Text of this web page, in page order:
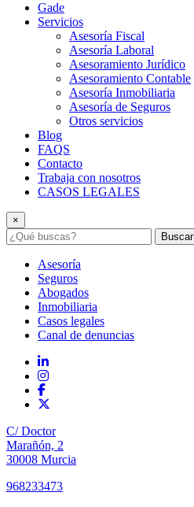
Gade
Servicios
Asesoría Fiscal
Asesoría Laboral
Asesoramiento Jurídico
Asesoramiento Contable
Asesoría Inmobiliaria
Asesoría de Seguros
Otros servicios
Blog
FAQS
Contacto
Trabaja con nosotros
CASOS LEGALES
×
Buscar
Asesoría
Seguros
Abogados
Inmobiliaria
Casos legales
Canal de denuncias
C/ Doctor
Marañón, 2
30008 Murcia
968233473